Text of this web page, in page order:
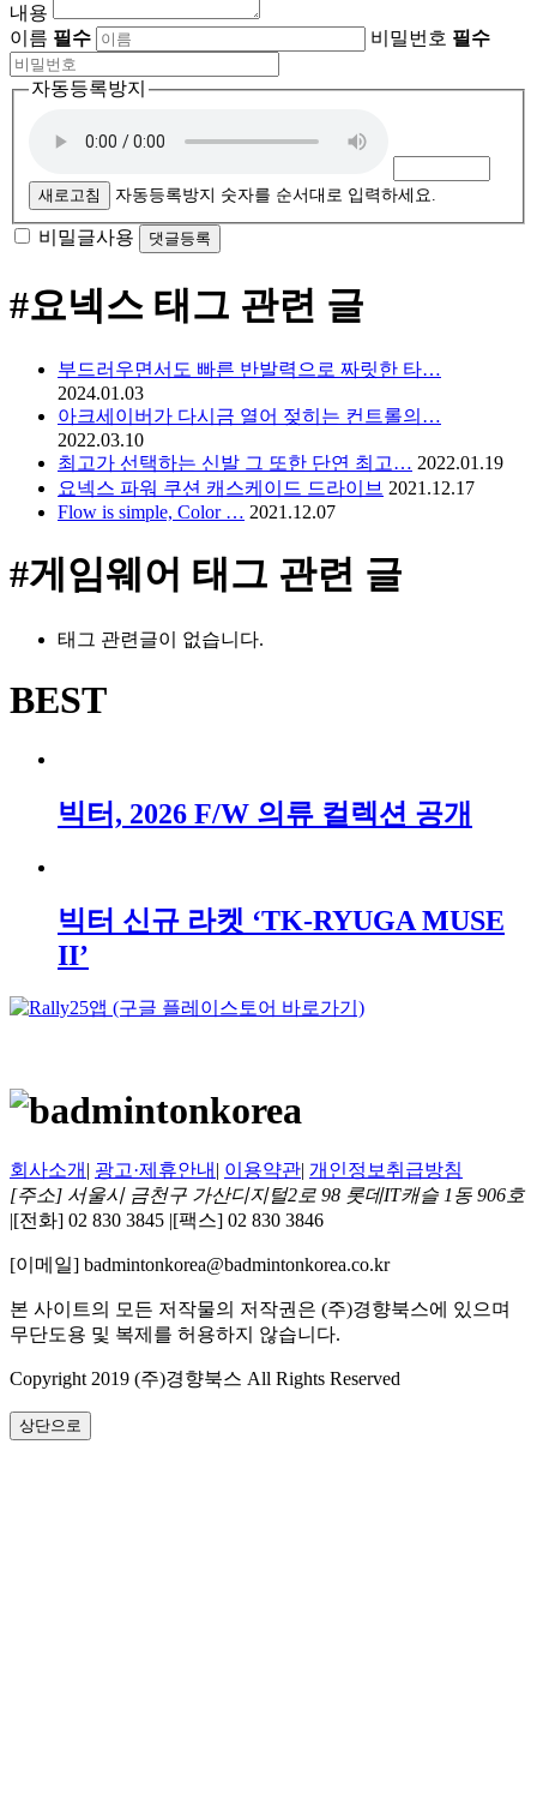
내용
이름 필수 비밀번호 필수
자동등록방지
새로고침 자동등록방지 숫자를 순서대로 입력하세요.
비밀글사용
#요넥스 태그 관련 글
부드러우면서도 빠른 반발력으로 짜릿한 타…
2024.01.03
아크세이버가 다시금 열어 젖히는 컨트롤의…
2022.03.10
최고가 선택하는 신발 그 또한 단연 최고… 2022.01.19
요넥스 파워 쿠션 캐스케이드 드라이브 2021.12.17
Flow is simple, Color … 2021.12.07
#게임웨어 태그 관련 글
태그 관련글이 없습니다.
BEST
빅터, 2026 F/W 의류 컬렉션 공개
빅터 신규 라켓 ‘TK-RYUGA MUSE
II’
회사소개 | 광고·제휴안내 | 이용약관| 개인정보취급방침
[주소] 서울시 금천구 가산디지털2로 98 롯데IT캐슬 1동 906호
|[전화] 02 830 3845 |[팩스] 02 830 3846
[이메일] badmintonkorea@badmintonkorea.co.kr
본 사이트의 모든 저작물의 저작권은 (주)경향북스에 있으며
무단도용 및 복제를 허용하지 않습니다.
Copyright 2019 (주)경향북스 All Rights Reserved
상단으로